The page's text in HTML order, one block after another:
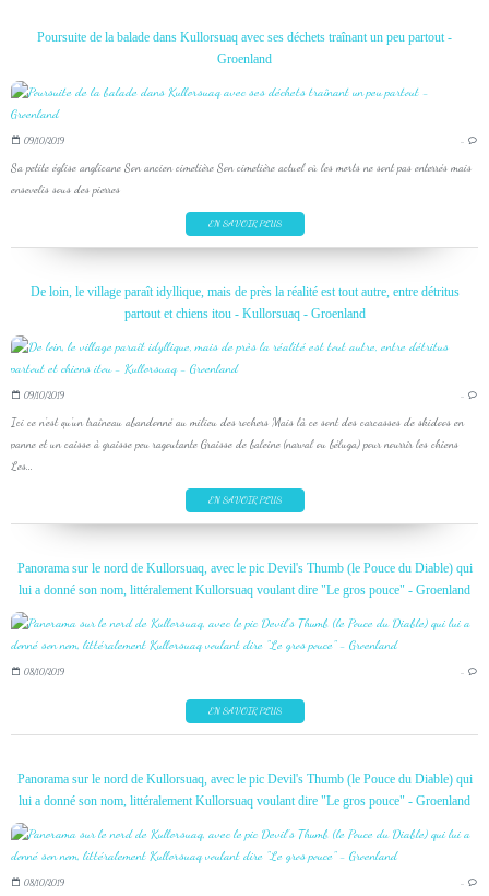
Poursuite de la balade dans Kullorsuaq avec ses déchets traînant un peu partout -
Groenland
09/10/2019 …
Sa petite église anglicane Son ancien cimetière Son cimetière actuel où les morts ne sont pas enterrés mais
ensevelis sous des pierres
EN SAVOIR PLUS
De loin, le village paraît idyllique, mais de près la réalité est tout autre, entre détritus
partout et chiens itou - Kullorsuaq - Groenland
09/10/2019 …
Ici ce n'est qu'un traîneau abandonné au milieu des rochers Mais là ce sont des carcasses de skidoos en
panne et un caisse à graisse peu ragoutante Graisse de baleine (narval ou béluga) pour nourrir les chiens
Les...
EN SAVOIR PLUS
Panorama sur le nord de Kullorsuaq, avec le pic Devil's Thumb (le Pouce du Diable) qui
lui a donné son nom, littéralement Kullorsuaq voulant dire "Le gros pouce" - Groenland
08/10/2019 …
EN SAVOIR PLUS
Panorama sur le nord de Kullorsuaq, avec le pic Devil's Thumb (le Pouce du Diable) qui
lui a donné son nom, littéralement Kullorsuaq voulant dire "Le gros pouce" - Groenland
08/10/2019 …